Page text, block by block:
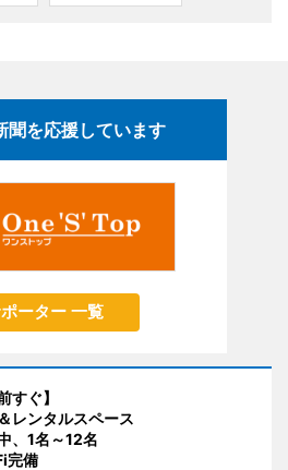
聞を応援しています
ーター 一覧
すぐ】
レンタルスペース
、1名～12名
完備